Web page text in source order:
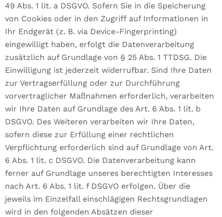
49 Abs. 1 lit. a DSGVO. Sofern Sie in die Speicherung
von Cookies oder in den Zugriff auf Informationen in
Ihr Endgerät (z. B. via Device-Fingerprinting)
eingewilligt haben, erfolgt die Datenverarbeitung
zusätzlich auf Grundlage von § 25 Abs. 1 TTDSG. Die
Einwilligung ist jederzeit widerrufbar. Sind Ihre Daten
zur Vertragserfüllung oder zur Durchführung
vorvertraglicher Maßnahmen erforderlich, verarbeiten
wir Ihre Daten auf Grundlage des Art. 6 Abs. 1 lit. b
DSGVO. Des Weiteren verarbeiten wir Ihre Daten,
sofern diese zur Erfüllung einer rechtlichen
Verpflichtung erforderlich sind auf Grundlage von Art.
6 Abs. 1 lit. c DSGVO. Die Datenverarbeitung kann
ferner auf Grundlage unseres berechtigten Interesses
nach Art. 6 Abs. 1 lit. f DSGVO erfolgen. Über die
jeweils im Einzelfall einschlägigen Rechtsgrundlagen
wird in den folgenden Absätzen dieser